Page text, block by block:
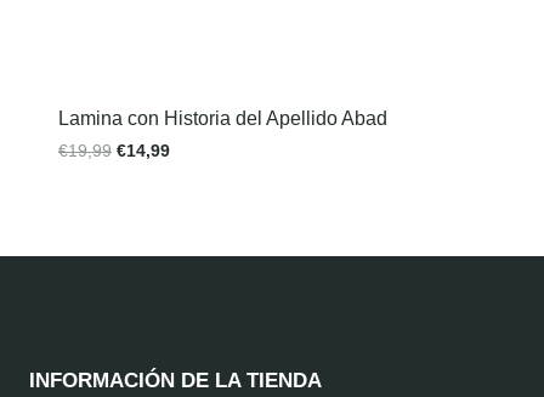
Lamina con Historia del Apellido Abad
€19,99 €14,99
INFORMACIÓN DE LA TIENDA